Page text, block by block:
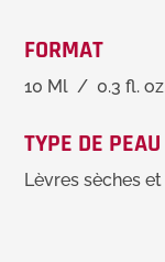
FORMAT
10 Ml / 0.3 fl.
TYPE DE PEAU
Lèvres sèches